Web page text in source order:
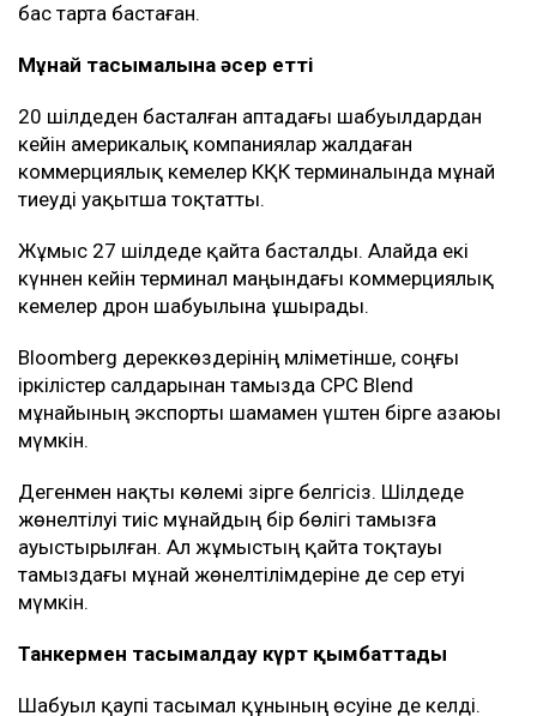
бас тарта бастаған.
Мұнай тасымалына әсер етті
20 шілдеден басталған аптадағы шабуылдардан
кейін америкалық компаниялар жалдаған
коммерциялық кемелер КҚК терминалында мұнай
тиеуді уақытша тоқтатты.
Жұмыс 27 шілдеде қайта басталды. Алайда екі
күннен кейін терминал маңындағы коммерциялық
кемелер дрон шабуылына ұшырады.
Bloomberg дереккөздерінің мәліметінше, соңғы
іркілістер салдарынан тамызда CPC Blend
мұнайының экспорты шамамен үштен бірге азаюы
мүмкін.
Дегенмен нақты көлемі әзірге белгісіз. Шілдеде
жөнелтілуі тиіс мұнайдың бір бөлігі тамызға
ауыстырылған. Ал жұмыстың қайта тоқтауы
тамыздағы мұнай жөнелтілімдеріне де әсер етуі
мүмкін.
Танкермен тасымалдау күрт қымбаттады
Шабуыл қаупі тасымал құнының өсуіне де әкелді.